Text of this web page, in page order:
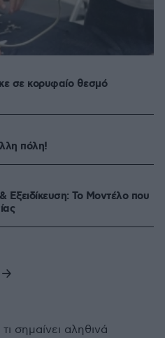
σε κορυφαίο θεσμό
πόλη!
Εξειδίκευση: Το Mοντέλο που
σημαίνει αληθινά